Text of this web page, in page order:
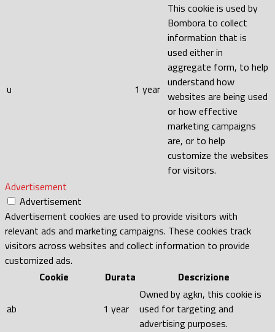
u 1 year
This cookie is used by
Bombora to collect
information that is
used either in
aggregate form, to help
understand how
websites are being used
or how effective
marketing campaigns
are, or to help
customize the websites
for visitors.
Advertisement
Advertisement
Advertisement cookies are used to provide visitors with
relevant ads and marketing campaigns. These cookies track
visitors across websites and collect information to provide
customized ads.
Cookie
Durata Descrizione
ab 1 year
Owned by agkn, this cookie is
used for targeting and
advertising purposes.